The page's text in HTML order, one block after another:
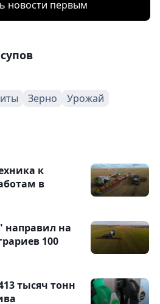
новости первым
Зерно
Урожай
к
в
направил на
100
тысяч тонн